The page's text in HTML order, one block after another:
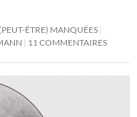
ÊTRE) MANQUÉES
11 COMMENTAIRES